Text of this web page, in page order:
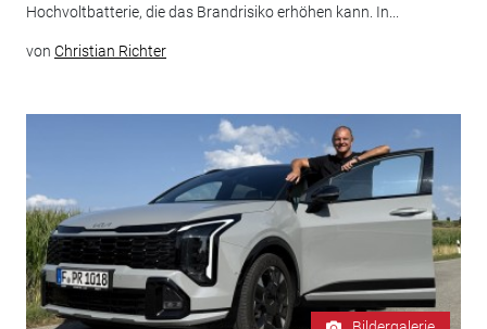
Hochvoltbatterie, die das Brandrisiko erhöhen kann. In...
von Christian Richter